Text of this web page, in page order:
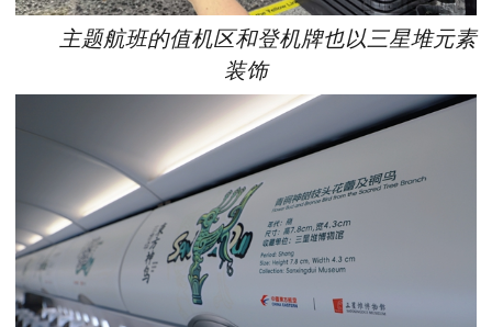
主题航班的值机区和登机牌也以三星堆元素
装饰